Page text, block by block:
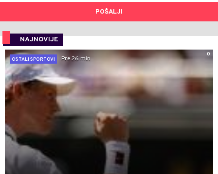
POŠALJI
NAJNOVIJE
0
OSTALI SPORTOVI
Pre 26 min